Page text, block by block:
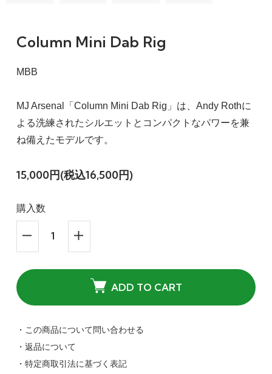
Column Mini Dab Rig
MBB
MJ Arsenal「Column Mini Dab Rig」は、Andy Rothに
よる洗練されたシルエットとコンパクトなパワーを兼
ね備えたモデルです。
15,000円(税込16,500円)
購入数
ADD TO CART
・この商品について問い合わせる
・返品について
・特定商取引法に基づく表記